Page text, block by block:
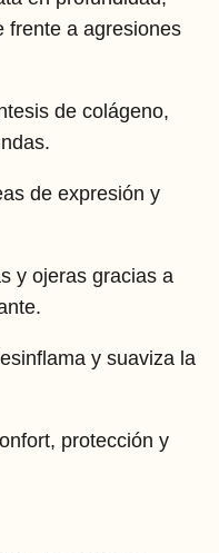
frente a agresiones
de colágeno,
de expresión y
y ojeras gracias a
y suaviza la
protección y